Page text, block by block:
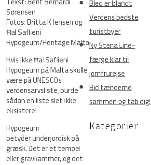
Sørensen
Fotos: Britta K Jensen og
Ħal Saflieni
Hypogeum/Heritage Malta
Hvis ikke Ħal Saflieni
Hypogeum på Malta skulle
være på UNESCOs
verdensarvsliste, burde
sådan en liste slet ikke
eksistere!
Hypogeum
betyder underjordisk på
græsk. Det er et tempel
eller gravkammer, og det
Bled er blandt
Verdens bedste
turistbyer
Ny Stena Line-
færge klar til
jomfrurejse
Bid tænderne
sammen og tab dig!
Kategorier